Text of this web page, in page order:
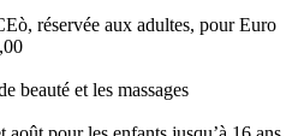
réservée aux adultes, pour Euro
beauté et les massages